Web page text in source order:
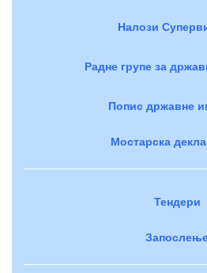
Налози
Радне групе за
Попис државне
Мостарска
Тендери